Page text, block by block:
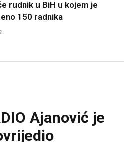
rudnik u BiH u kojem je
150 radnika
Ajanović je